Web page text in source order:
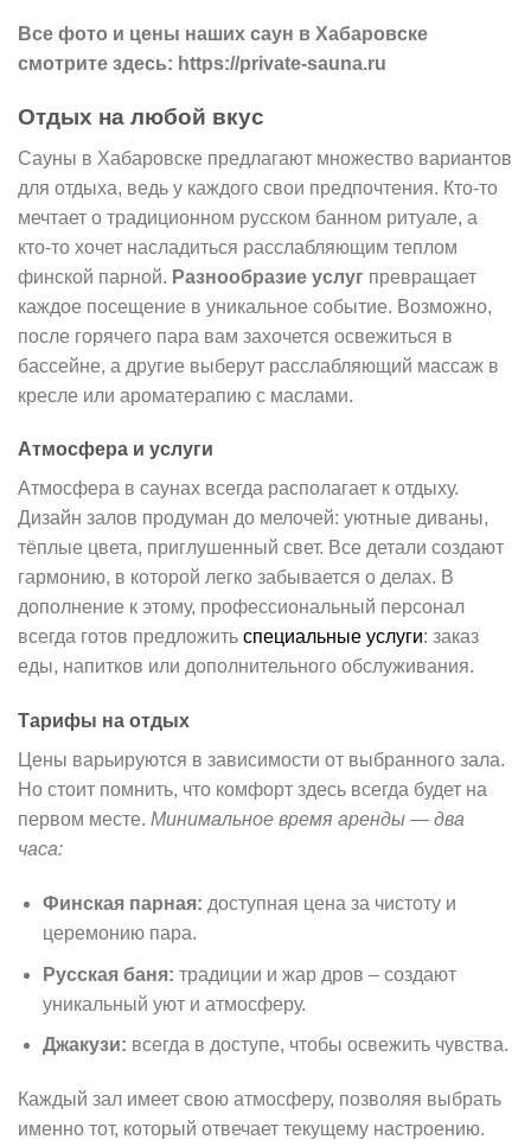
Все фото и цены наших саун в Хабаровске
смотрите здесь: https://private-sauna.ru
Отдых на любой вкус
Сауны в Хабаровске предлагают множество вариантов
для отдыха, ведь у каждого свои предпочтения. Кто-то
мечтает о традиционном русском банном ритуале, а
кто-то хочет насладиться расслабляющим теплом
финской парной. Разнообразие услуг превращает
каждое посещение в уникальное событие. Возможно,
после горячего пара вам захочется освежиться в
бассейне, а другие выберут расслабляющий массаж в
кресле или ароматерапию с маслами.
Атмосфера и услуги
Атмосфера в саунах всегда располагает к отдыху.
Дизайн залов продуман до мелочей: уютные диваны,
тёплые цвета, приглушенный свет. Все детали создают
гармонию, в которой легко забывается о делах. В
дополнение к этому, профессиональный персонал
всегда готов предложить специальные услуги: заказ
еды, напитков или дополнительного обслуживания.
Тарифы на отдых
Цены варьируются в зависимости от выбранного зала.
Но стоит помнить, что комфорт здесь всегда будет на
первом месте. Минимальное время аренды — два
часа:
Финская парная: доступная цена за чистоту и
церемонию пара.
Русская баня: традиции и жар дров – создают
уникальный уют и атмосферу.
Джакузи: всегда в доступе, чтобы освежить чувства.
Каждый зал имеет свою атмосферу, позволяя выбрать
именно тот, который отвечает текущему настроению.